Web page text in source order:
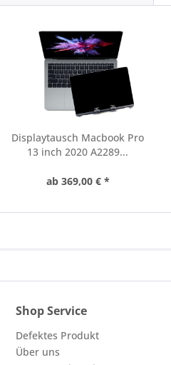
Displaytausch Macbook Pro
13 inch 2020 A2289...
ab 369,00 € *
Shop Service
Defektes Produkt
Über uns